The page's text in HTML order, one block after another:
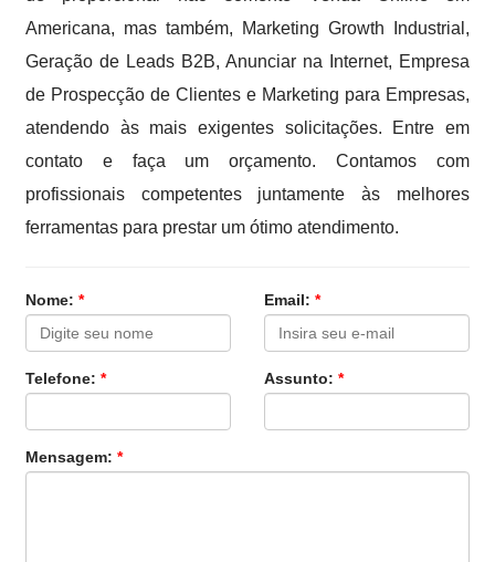
Americana, mas também, Marketing Growth Industrial,
Geração de Leads B2B, Anunciar na Internet, Empresa
de Prospecção de Clientes e Marketing para Empresas,
atendendo às mais exigentes solicitações. Entre em
contato e faça um orçamento. Contamos com
profissionais competentes juntamente às melhores
ferramentas para prestar um ótimo atendimento.
Nome:* Email: *
Telefone:* Assunto: *
Mensagem:*